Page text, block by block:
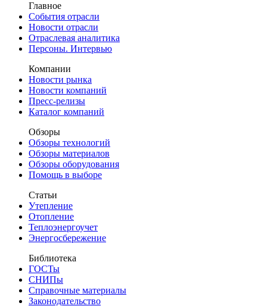
Главное
События отрасли
Новости отрасли
Отраслевая аналитика
Персоны. Интервью
Компании
Новости рынка
Новости компаний
Пресс-релизы
Каталог компаний
Обзоры
Обзоры технологий
Обзоры материалов
Обзоры оборудования
Помощь в выборе
Статьи
Утепление
Отопление
Теплоэнергоучет
Энергосбережение
Библиотека
ГОСТы
СНИПы
Справочные материалы
Законодательство